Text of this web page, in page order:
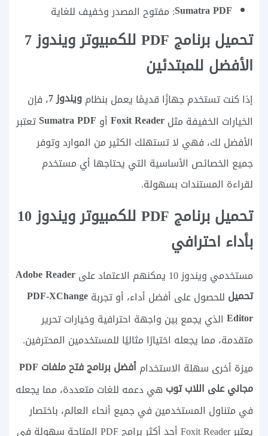
Sumatra PDF: مفتوح المصدر وخفيف للغاية
تحميل برنامج PDF للكمبيوتر ويندوز 7
الأفضل للمبتدئين
إذا كنت تستخدم جهازًا قديمًا يعمل بنظامويندوز 7 ، فإن
الخيارات الخفيفة مثلFoxit Readerأو Sumatra PDFتعتبر
الأفضل لك، فهي لا تستهلك الكثير من الموارد وتوفر
جميع الخصائص الأساسية التي يحتاجها أي مستخدم
لقراءة المستندات بسهولة.
تحميل برنامج PDF للكمبيوتر ويندوز 10
بأداء احترافي
مستخدمي ويندوز 10 يمكنهم الاعتماد على
Adobe Reader
تحميل للحصول على أفضل أداء، أو تجربةPDF-XChange
Editor الذي يجمع بين واجهة احترافية وخيارات تحرير
متقدمة، مما يجعله اختيارًا مثاليًا للمستخدمين المحترفين.
ميزة أخرى سهلة الاستخدام
أفضل برنامج فتح ملفات PDF
مجاني على اللاب توب هي دعمه للغات متعددة، مما يجعله
في متناول المستخدمين في جميع أنحاء العالم، باختصار
يعتبر Foxit Reader أحد أكثر برامج PDF المتاحة سهولة في